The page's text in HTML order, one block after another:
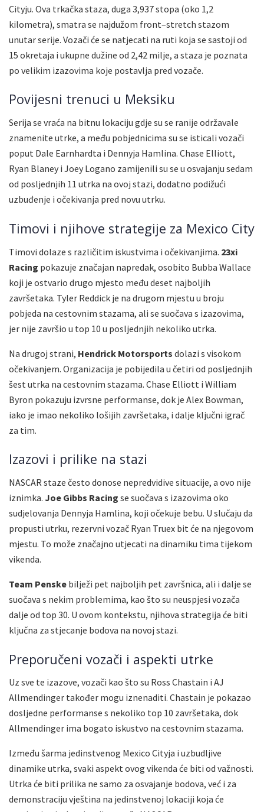
Cityju. Ova trkačka staza, duga 3,937 stopa (oko 1,2
kilometra), smatra se najdužom front–stretch stazom
unutar serije. Vozači će se natjecati na ruti koja se sastoji od
15 okretaja i ukupne dužine od 2,42 milje, a staza je poznata
po velikim izazovima koje postavlja pred vozače.
Povijesni trenuci u Meksiku
Serija se vraća na bitnu lokaciju gdje su se ranije održavale
znamenite utrke, a među pobjednicima su se isticali vozači
poput Dale Earnhardta i Dennyja Hamlina. Chase Elliott,
Ryan Blaney i Joey Logano zamijenili su se u osvajanju sedam
od posljednjih 11 utrka na ovoj stazi, dodatno podižući
uzbuđenje i očekivanja pred novu utrku.
Timovi i njihove strategije za Mexico City
Timovi dolaze s različitim iskustvima i očekivanjima. 23xi
Racing pokazuje značajan napredak, osobito Bubba Wallace
koji je ostvario drugo mjesto među deset najboljih
završetaka. Tyler Reddick je na drugom mjestu u broju
pobjeda na cestovnim stazama, ali se suočava s izazovima,
jer nije završio u top 10 u posljednjih nekoliko utrka.
Na drugoj strani, Hendrick Motorsports dolazi s visokom
očekivanjem. Organizacija je pobijedila u četiri od posljednjih
šest utrka na cestovnim stazama. Chase Elliott i William
Byron pokazuju izvrsne performanse, dok je Alex Bowman,
iako je imao nekoliko lošijih završetaka, i dalje ključni igrač
za tim.
Izazovi i prilike na stazi
NASCAR staze često donose nepredvidive situacije, a ovo nije
iznimka. Joe Gibbs Racing se suočava s izazovima oko
sudjelovanja Dennyja Hamlina, koji očekuje bebu. U slučaju da
propusti utrku, rezervni vozač Ryan Truex bit će na njegovom
mjestu. To može značajno utjecati na dinamiku tima tijekom
vikenda.
Team Penske bilježi pet najboljih pet završnica, ali i dalje se
suočava s nekim problemima, kao što su neuspjesi vozača
dalje od top 30. U ovom kontekstu, njihova strategija će biti
ključna za stjecanje bodova na novoj stazi.
Preporučeni vozači i aspekti utrke
Uz sve te izazove, vozači kao što su Ross Chastain i AJ
Allmendinger također mogu iznenaditi. Chastain je pokazao
dosljedne performanse s nekoliko top 10 završetaka, dok
Allmendinger ima bogato iskustvo na cestovnim stazama.
Između šarma jedinstvenog Mexico Cityja i uzbudljive
dinamike utrka, svaki aspekt ovog vikenda će biti od važnosti.
Utrka će biti prilika ne samo za osvajanje bodova, već i za
demonstraciju vještina na jedinstvenoj lokaciji koja će